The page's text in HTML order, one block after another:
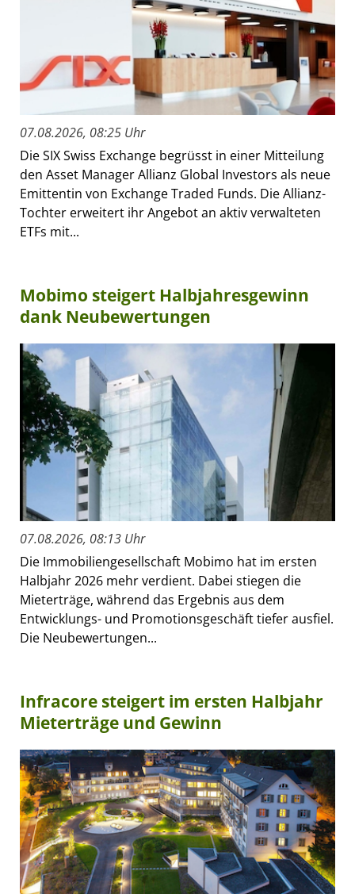
07.08.2026, 08:25 Uhr
Die SIX Swiss Exchange begrüsst in einer Mitteilung
den Asset Manager Allianz Global Investors als neue
Emittentin von Exchange Traded Funds. Die Allianz-
Tochter erweitert ihr Angebot an aktiv verwalteten
ETFs mit...
Mobimo steigert Halbjahresgewinn
dank Neubewertungen
07.08.2026, 08:13 Uhr
Die Immobiliengesellschaft Mobimo hat im ersten
Halbjahr 2026 mehr verdient. Dabei stiegen die
Mieterträge, während das Ergebnis aus dem
Entwicklungs- und Promotionsgeschäft tiefer ausfiel.
Die Neubewertungen...
Infracore steigert im ersten Halbjahr
Mieterträge und Gewinn